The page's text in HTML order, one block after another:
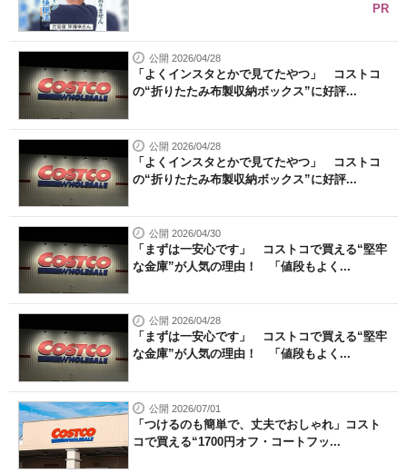
エネルギーの専門メディア
ちょっと気になるネットの話題
PR
公開 2026/04/28
「よくインスタとかで見てたやつ」 コストコ
の“折りたたみ布製収納ボックス”に好評...
公開 2026/04/28
「よくインスタとかで見てたやつ」 コストコ
の“折りたたみ布製収納ボックス”に好評...
公開 2026/04/30
「まずは一安心です」 コストコで買える“堅牢
な金庫”が人気の理由！ 「値段もよく...
公開 2026/04/28
「まずは一安心です」 コストコで買える“堅牢
な金庫”が人気の理由！ 「値段もよく...
公開 2026/07/01
「つけるのも簡単で、丈夫でおしゃれ」コスト
コで買える“1700円オフ・コートフッ...